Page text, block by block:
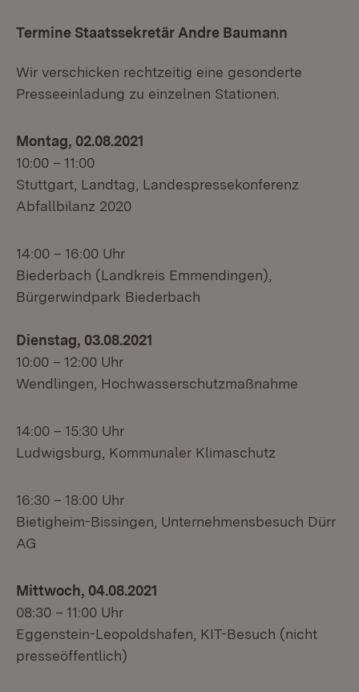
Termine Staatssekretär Andre Baumann
Wir verschicken rechtzeitig eine gesonderte
Presseeinladung zu einzelnen Stationen.
Montag, 02.08.2021
10:00 – 11:00
Stuttgart, Landtag, Landespressekonferenz
Abfallbilanz 2020
14:00 – 16:00 Uhr
Biederbach (Landkreis Emmendingen),
Bürgerwindpark Biederbach
Dienstag, 03.08.2021
10:00 – 12:00 Uhr
Wendlingen, Hochwasserschutzmaßnahme
14:00 – 15:30 Uhr
Ludwigsburg, Kommunaler Klimaschutz
16:30 – 18:00 Uhr
Bietigheim-Bissingen, Unternehmensbesuch Dürr
AG
Mittwoch, 04.08.2021
08:30 – 11:00 Uhr
Eggenstein-Leopoldshafen, KIT-Besuch (nicht
presseöffentlich)